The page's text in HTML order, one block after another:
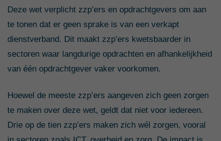
Deze wet verplicht zzp’ers en opdrachtgevers om aan
te tonen dat er geen sprake is van een verkapt
dienstverband. Dit maakt zzp’ers kwetsbaarder in
sectoren waar langdurige opdrachten en afhankelijkheid
van één opdrachtgever vaker voorkomen.
Hoewel de meeste zzp’ers aangeven zich geen zorgen
te maken over deze wet, geldt dat niet voor iedereen.
Drie op de tien zzp’ers maken zich wél zorgen, vooral